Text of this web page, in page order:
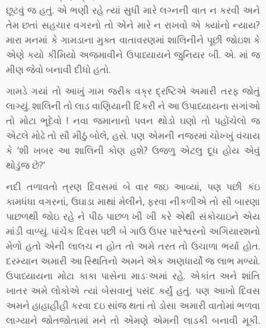
છૂટવું જ હતું. એ ભણી રહે ત્યાં સુધી મારે લગ્નની વાત ન કરવી અને
તેમ છતાં સહચાર વગરનો તો એને મારે ન રાખવો એ ક્યાંનો ન્યાય?
મારા મનમાં કે ગામડાના મુક્ત વાતાવરણમાં શાલિનીને પૂછી જોઇશ કે
એણે કયો કીમિયો અજમાવીને ઉપાધ્યાયને જુનિયર બી. એ. માં જ
મીણ જેવો બનાવી દીધો હતો.
ગામડે ગયાં તો આખું ગામ જરીક વક્ર દ્રષ્ટિએ અમારી તરફ જોતું
લાગ્યું. શાલિની તો લાડ વાણિયાની દિકરી ને આ ઉપાધ્યાયના સગાંઓ
તો મોટા ભૂદેવો ! નવા જમાનાનો પવન થોડો ઘણો તો પહોંચેલો જ
એટલે મોઢે તો સૌ મીઠું બોલે, હસે. પણ એમની નજરમાં ચોખ્ખું વંચાય
કે ‘શી ખબર આ શાલિની કોણ હશે? ઉજળુ એટલુ દૂધ હોય એવું
થોડુંજ છે?’
નદી તળાવતો ત્રણ દિવસમાં બે વાર જઇ આવ્યાં, પણ પછી કંઇ
કામધંધા વગરનાં, ઉઘાડા માથાં મેલીને, ફરવા નીકળીએ તો સૌ બારણા
પાછળથી જોઇ રહે ને પીઠ પાછળ ખી ખી કરે એથી સંકોચાઇને એય
માંડી વાળ્યું. પાંચેક દિવસ પછી બે ગાઉ ઉપર પારેશ્વરનો અગિયારશનો
મેળો હતો એની લાલચ ન હોત તો અમે તરત તો ઉચાળા ભર્યા હોત.
દરમ્યાન અમારી આ સ્થિતિનો અમને એક અણધાર્યો જ લાભ મળ્યો.
ઉપાધ્યાયના મોટા કાકા પાસેના માડઃઅમાં રહે. એકાંત અને શાંતિ
ખાતર અમે લોકોએ ત્યાં બેસવાનું પસંદ કર્યું હતું. પણ આખો દિવસ
અમને હાહાહીહી કરવા દઇ સાંજ થતાં તો ડોસા અમારી વાતોમાં ભળવા
લાગ્યાને જોતજોતામાં મને તો એમણે એમની લાડકી બનાવી મૂકી.